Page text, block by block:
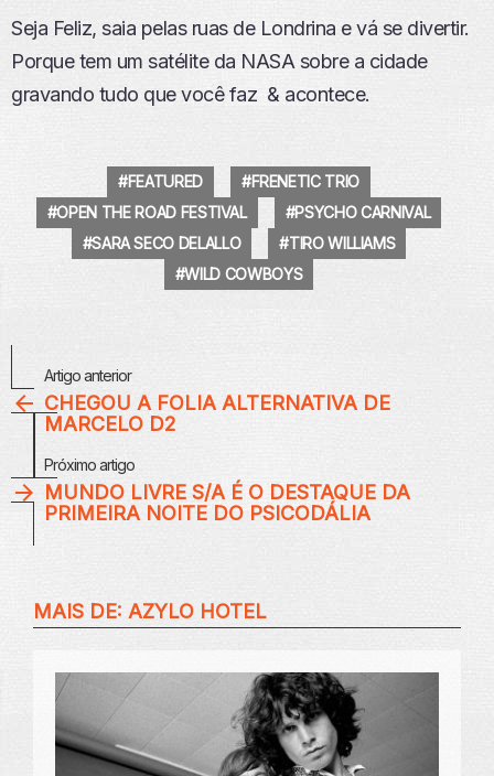
Seja Feliz, saia pelas ruas de Londrina e vá se divertir.
Porque tem um satélite da NASA sobre a cidade
gravando tudo que você faz & acontece.
FEATURED
FRENETIC TRIO
OPEN THE ROAD FESTIVAL
PSYCHO CARNIVAL
SARA SECO DELALLO
TIRO WILLIAMS
WILD COWBOYS
MaisArtigo anterior
CHEGOU A FOLIA ALTERNATIVA DE
MARCELO D2
Próximo artigo
MUNDO LIVRE S/A É O DESTAQUE DA
PRIMEIRA NOITE DO PSICODÁLIA
MAIS DE: AZYLO HOTEL